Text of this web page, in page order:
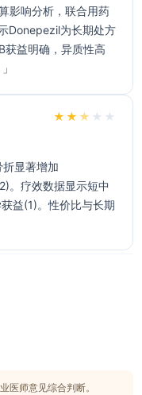
Donepezil为长期处方
获益明确，异质性高
★ ★ ★ ★ ★
。疗效数据显示短中
益(1)。性价比与长期
医师意见综合判断。